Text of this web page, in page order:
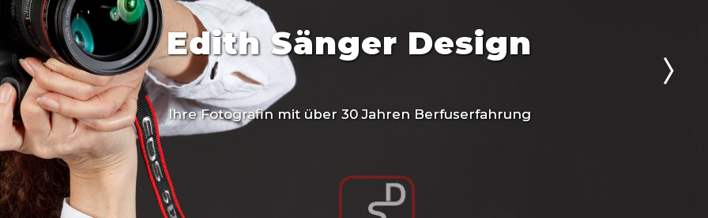
Edith Sänger Design
Ihre Fotografin mit über 30 Jahren Berfuserfahrung